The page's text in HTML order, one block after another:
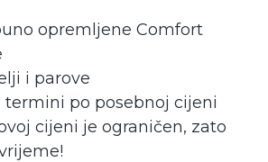
opremljene Comfort
i parove
po posebnoj cijeni
cijeni je ograničen, zato